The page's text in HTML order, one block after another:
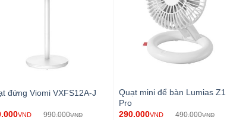
đứng Viomi VXFS12A-J
VND 990.000VND
Quạt mini để bàn Lumias Z1
Pro
290.000VND 490.000VND